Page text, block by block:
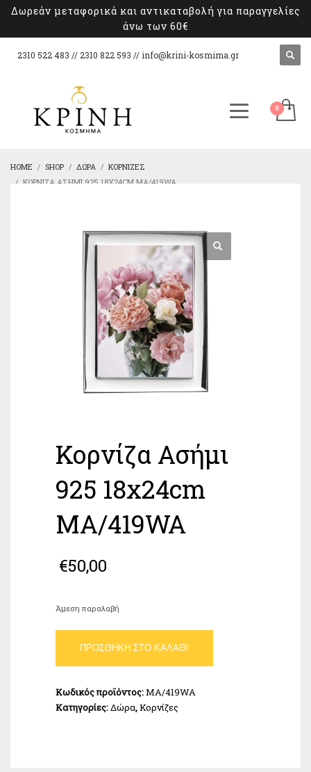
Δωρεάν μεταφορικά και αντικαταβολή για παραγγελίες
άνω των 60€
2310 522 483 // 2310 822 593 // info@krini-kosmima.gr
HOME SHOP ΔΏΡΑ
ΚΟΡΝΊΖΕΣ
ΚΟΡΝΊΖΑ ΑΣΉΜΙ 925 18X24CM MA/419WA
Κορνίζα Ασήμι
925 18x24cm
MA/419WA
€50,00
Άμεση παραλαβή
925
MA/419WA
ποσότητα
ΠΡΟΣΘΉΚΗ ΣΤΟ ΚΑΛΆΘΙ
Κωδικός προϊόντος:MA/419WA
Κατηγορίες:Δώρα,Κορνίζες